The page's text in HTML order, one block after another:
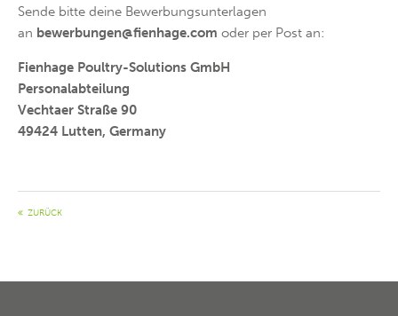
Sende bitte deine Bewerbungsunterlagen
an bewerbungen@fienhage.com oder per Post an:
Fienhage Poultry-Solutions GmbH
Personalabteilung
Vechtaer Straße 90
49424 Lutten, Germany
ZURÜCK